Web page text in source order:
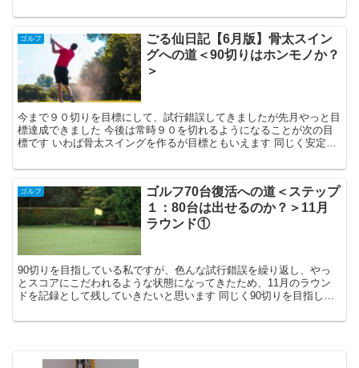
ゴルフ
ごる仙日記【6月版】骨太スイン
グへの道＜90切りはホンモノか？
＞
今まで９０切りを目標にして、試行錯誤してきましたが先月やっと目
標達成できました 今後は常時９０を切れるようになることが次の目
標です いわば骨太スイングを作るが目標ともいえます 同じく安定し
ゴルフ
ゴルフ70台復活への道＜ステップ
１：80台は出せるのか？＞11月
ラウンド①
90切りを目指している私ですが、色んな試行錯誤を繰り返し、やっ
とスコアにこだわれるような状態になってきたため、11月のラウン
ドを記録として残していきたいと思います 同じく90切りを目指して